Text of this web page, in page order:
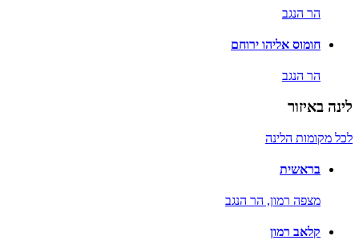
הר הנגב
חומוס אליהו ירוחם
הר הנגב
לינה באיזור
לכל מקומות הלינה
בראשית
מצפה רמון, הר הנגב
קלאב רמון